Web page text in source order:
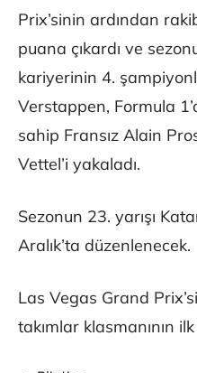
Prix’sinin ardından
puana çıkardı ve
kariyerinin 4.
Verstappen, Formula
sahip Fransız Alain
Vettel’i yakaladı.
Sezonun 23. yarışı
Aralık’ta düzenlenecek.
Las Vegas Grand
takımlar klasmanının